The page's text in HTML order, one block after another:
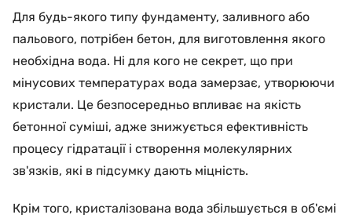
Для будь-якого типу фундаменту, заливного або
пальового, потрібен бетон, для виготовлення якого
необхідна вода. Ні для кого не секрет, що при
мінусових температурах вода замерзає, утворюючи
кристали. Це безпосередньо впливає на якість
бетонної суміші, адже знижується ефективність
процесу гідратації і створення молекулярних
зв'язків, які в підсумку дають міцність.
Крім того, кристалізована вода збільшується в об'ємі